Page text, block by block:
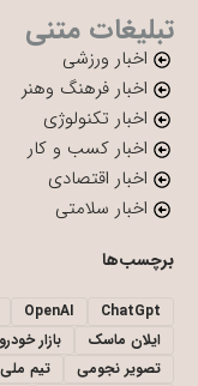
تبلیغات متنی
اخبار ورزشی
اخبار فرهنگ وهنر
اخبار تکنولوژی
اخبار کسب و کار
اخبار اقتصادی
اخبار سلامتی
برچسب‌ها
ChatGpt
OpenAI
ایلان ماسک
بازار خودرو
تصویر نجومی
تیم ملی